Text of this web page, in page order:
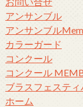
アンサンブル
アンサンブル
カラーガード
コンクール
コンクール
ブラスフェスティ
ホーム